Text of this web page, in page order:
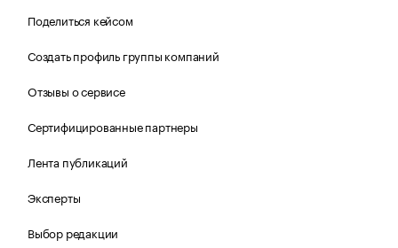
Поделиться кейсом
Создать профиль группы компаний
Отзывы о сервисе
Сертифицированные партнеры
Лента публикаций
Эксперты
Выбор редакции